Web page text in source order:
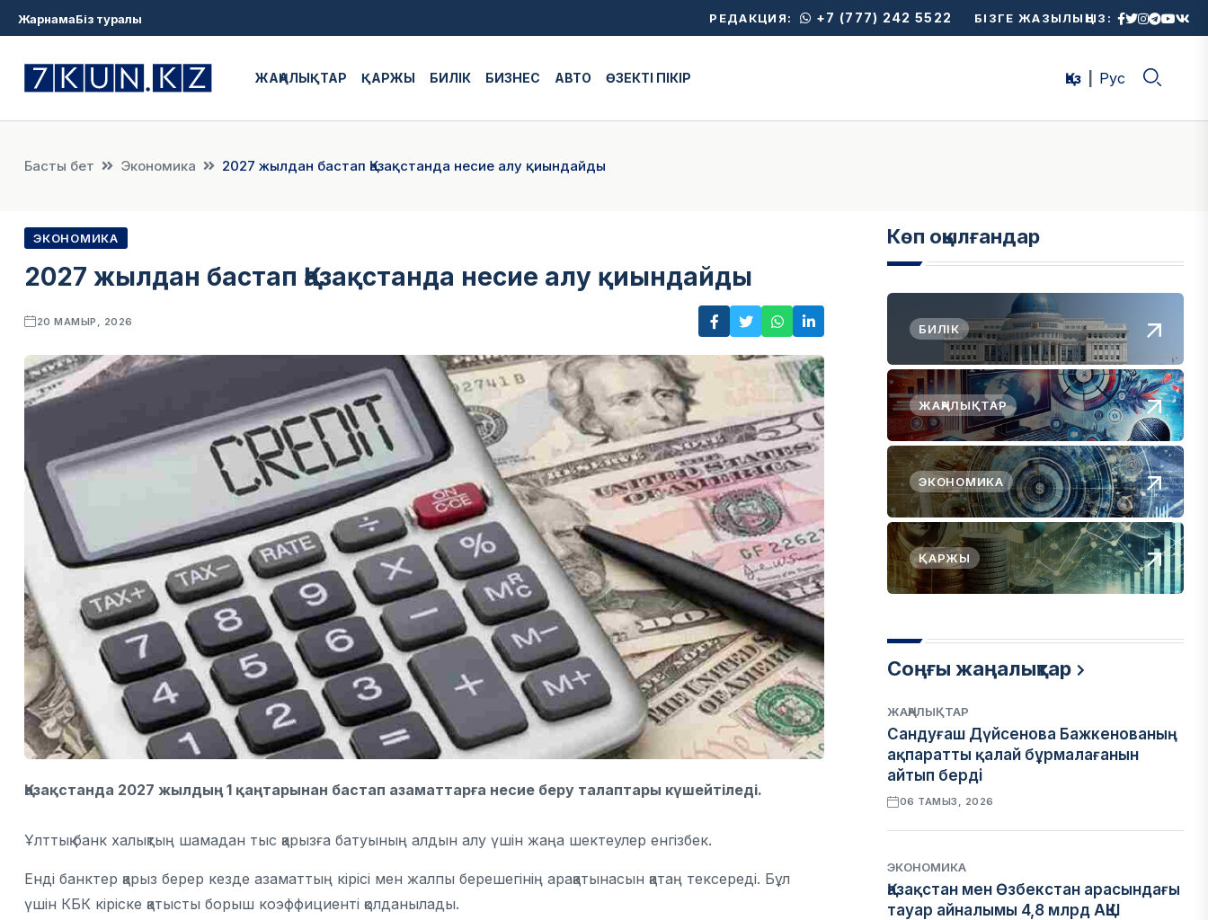
ЖарнамаБіз туралы РЕДАКЦИЯ: +7 (777) 242 5522 БІЗГЕ ЖАЗЫЛЫҢЫЗ:
ЖАҢАЛЫҚТАР ҚАРЖЫ БИЛІК БИЗНЕС АВТО ӨЗЕКТІ ПІКІР Қаз Рус
Басты бет Экономика 2027 жылдан бастап Қазақстанда несие алу қиындайды
ЭКОНОМИКА
2027 жылдан бастап Қазақстанда несие алу қиындайды
20 МАМЫР, 2026
Қазақстанда 2027 жылдың 1 қаңтарынан бастап азаматтарға несие беру талаптары күшейтіледі.
Ұлттық банк халықтың шамадан тыс қарызға батуының алдын алу үшін жаңа шектеулер енгізбек.
Енді банктер қарыз берер кезде азаматтың кірісі мен жалпы берешегінің арақатынасын қатаң тексереді. Бұл
үшін КБК кіріске қатысты борыш коэффициенті қолданылады.
Көп оқылғандар
БИЛІК
ЖАҢАЛЫҚТАР
ЭКОНОМИКА
ҚАРЖЫ
Соңғы жаңалықтар
ЖАҢАЛЫҚТАР
Сандуғаш Дүйсенова Бажкенованың
ақпаратты қалай бұрмалағанын
айтып берді
06 ТАМЫЗ, 2026
ЭКОНОМИКА
Қазақстан мен Өзбекстан арасындағы
тауар айналымы 4,8 млрд АҚШ